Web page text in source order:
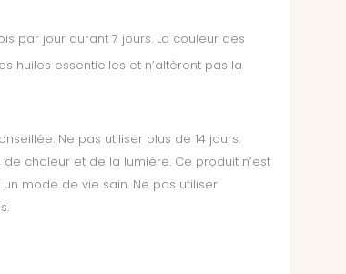
par jour durant 7 jours. La couleur des
huiles essentielles et n’altèrent pas la
Ne pas utiliser plus de 14 jours.
chaleur et de la lumière. Ce produit n’est
mode de vie sain. Ne pas utiliser